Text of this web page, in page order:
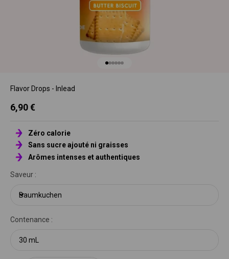
Flavor Drops - Inlead
Prix de vente
6,90 €
Zéro calorie
Sans sucre ajouté ni graisses
Arômes intenses et authentiques
Saveur :
Baumkuchen
Contenance :
30 mL